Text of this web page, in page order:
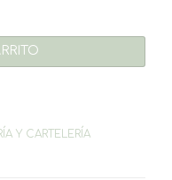
Y CARTELERÍA